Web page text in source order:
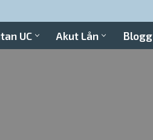
UC Akut Lån Blogg